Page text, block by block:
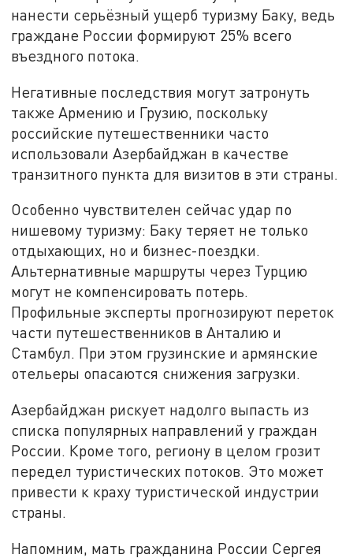
нанести серьёзный ущерб туризму Баку, ведь
граждане России формируют 25% всего
въездного потока.
Негативные последствия могут затронуть
также Армению и Грузию, поскольку
российские путешественники часто
использовали Азербайджан в качестве
транзитного пункта для визитов в эти страны.
Особенно чувствителен сейчас удар по
нишевому туризму: Баку теряет не только
отдыхающих, но и бизнес-поездки.
Альтернативные маршруты через Турцию
могут не компенсировать потерь.
Профильные эксперты прогнозируют переток
части путешественников в Анталию и
Стамбул. При этом грузинские и армянские
отельеры опасаются снижения загрузки.
Азербайджан рискует надолго выпасть из
списка популярных направлений у граждан
России. Кроме того, региону в целом грозит
передел туристических потоков. Это может
привести к краху туристической индустрии
страны.
Напомним, мать гражданина России Сергея